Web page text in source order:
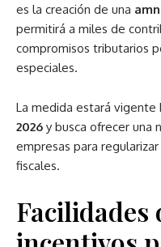
es la creación de una
permitirá a miles de
compromisos tributarios
especiales.
La medida estará vigente
2026 y busca ofrecer una
empresas para
fiscales.
Facilidades